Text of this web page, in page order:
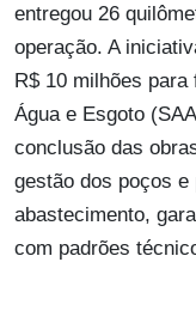
entregou 26
operação. A
R$ 10 milhões
Água e Esgoto
conclusão das
gestão dos poços
abastecimento,
com padrões